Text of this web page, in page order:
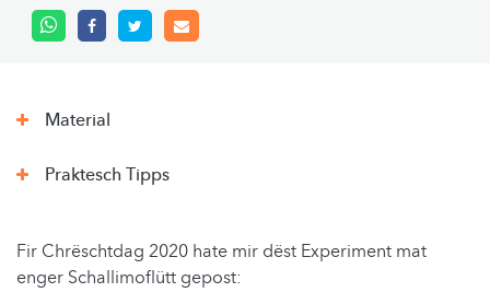
Material
Praktesch Tipps
Fir Chrëschtdag 2020 hate mir dëst Experiment mat
enger Schallimoflütt gepost: